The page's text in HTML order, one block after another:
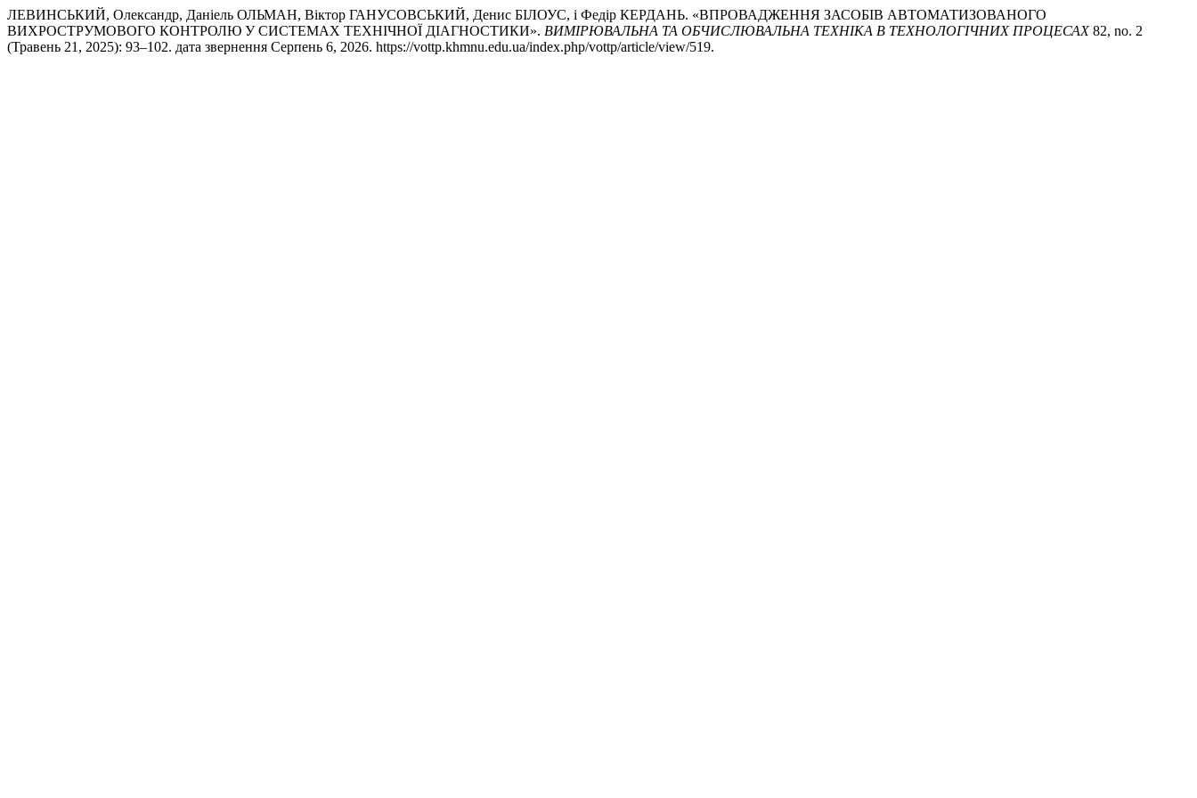
ЛЕВИНСЬКИЙ, Олександр, Даніель ОЛЬМАН, Віктор ГАНУСОВСЬКИЙ, Денис БІЛОУС, і Федір КЕРДАНЬ. «ВПРОВАДЖЕННЯ ЗАСОБІВ АВТОМАТИЗОВАНОГО
ВИХРОСТРУМОВОГО КОНТРОЛЮ У СИСТЕМАХ ТЕХНІЧНОЇ ДІАГНОСТИКИ». ВИМІРЮВАЛЬНА ТА ОБЧИСЛЮВАЛЬНА ТЕХНІКА В ТЕХНОЛОГІЧНИХ ПРОЦЕСАХ82, no. 2
(Травень 21, 2025): 93–102. дата звернення Серпень 6, 2026. https://vottp.khmnu.edu.ua/index.php/vottp/article/view/519.